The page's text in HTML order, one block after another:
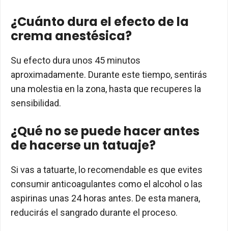
¿Cuánto dura el efecto de la
crema anestésica?
Su efecto dura unos 45 minutos
aproximadamente. Durante este tiempo, sentirás
una molestia en la zona, hasta que recuperes la
sensibilidad.
¿Qué no se puede hacer antes
de hacerse un tatuaje?
Si vas a tatuarte, lo recomendable es que evites
consumir anticoagulantes como el alcohol o las
aspirinas unas 24 horas antes. De esta manera,
reducirás el sangrado durante el proceso.